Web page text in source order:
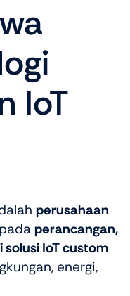
IoT
perusahaan
perancangan,
IoT custom
energi,